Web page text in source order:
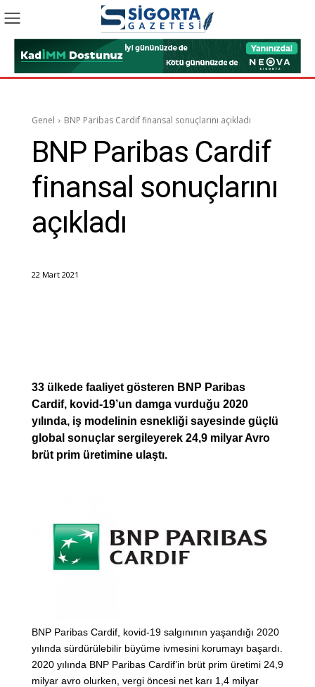
Genel BNP Paribas Cardif finansal sonuçlarını açıkladı
BNP Paribas Cardif
finansal sonuçlarını
açıkladı
22 Mart 2021
33 ülkede faaliyet gösteren BNP Paribas
Cardif, kovid-19’un damga vurduğu 2020
yılında, iş modelinin esnekliği sayesinde güçlü
global sonuçlar sergileyerek 24,9 milyar Avro
brüt prim üretimine ulaştı.
BNP Paribas Cardif, kovid-19 salgınının yaşandığı 2020
yılında sürdürülebilir büyüme ivmesini korumayı başardı.
2020 yılında BNP Paribas Cardif’in brüt prim üretimi 24,9
milyar avro olurken, vergi öncesi net karı 1,4 milyar